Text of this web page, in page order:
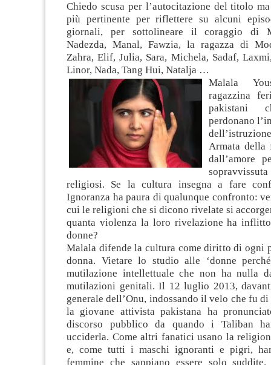
Chiedo scusa per l’autocitazione del titolo
più pertinente per riflettere su alcuni
giornali, per sottolineare il coraggio di
Nadezda, Manal, Fawzia, la ragazza di
Zahra, Elif, Julia, Sara, Michela, Sadaf,
Linor, Nada, Tang Hui, Natalja …
Malala
ragazzina
pakistani
perdonano
Armata della
dall’amore
religiosi. Se la cultura insegna a fare
Ignoranza ha paura di qualunque confronto:
cui le religioni che si dicono rivelate si
quanta violenza la loro rivelazione ha
donne?
Malala difende la cultura come diritto di ogni
donna. Vietare lo studio alle ‘donne
mutilazione intellettuale che non ha nulla
mutilazioni genitali. Il 12 luglio 2013,
generale dell’Onu, indossando il velo che fu
la giovane attivista pakistana ha
discorso pubblico da quando i Taliban
ucciderla. Come altri fanatici usano la
e, come tutti i maschi ignoranti e pigri,
femmine che sappiano essere solo